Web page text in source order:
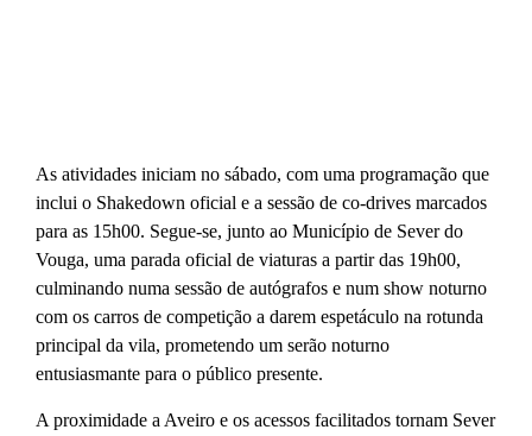
As atividades iniciam no sábado, com uma programação que
inclui o Shakedown oficial e a sessão de co-drives marcados
para as 15h00. Segue-se, junto ao Município de Sever do
Vouga, uma parada oficial de viaturas a partir das 19h00,
culminando numa sessão de autógrafos e num show noturno
com os carros de competição a darem espetáculo na rotunda
principal da vila, prometendo um serão noturno
entusiasmante para o público presente.
A proximidade a Aveiro e os acessos facilitados tornam Sever